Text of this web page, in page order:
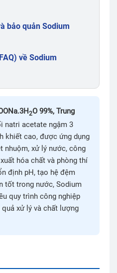
bảo quản Sodium
về Sodium
2O 99%, Trung
natri acetate ngậm 3
khiết cao, được ứng dụng
nhuộm, xử lý nước, công
hóa chất và phòng thí
định pH, tạo hệ đệm
tốt trong nước, Sodium
quy trình công nghiệp
xử lý và chất lượng